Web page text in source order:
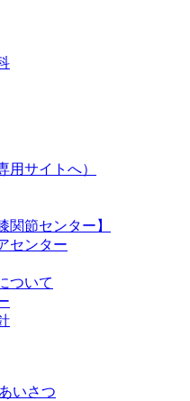
用サイトへ）
関節センター】
センター
ついて
いさつ